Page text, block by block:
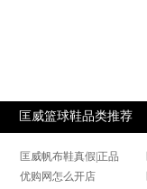
匡威篮球鞋品类推荐
匡威帆布鞋真假|正品
优购网怎么开店